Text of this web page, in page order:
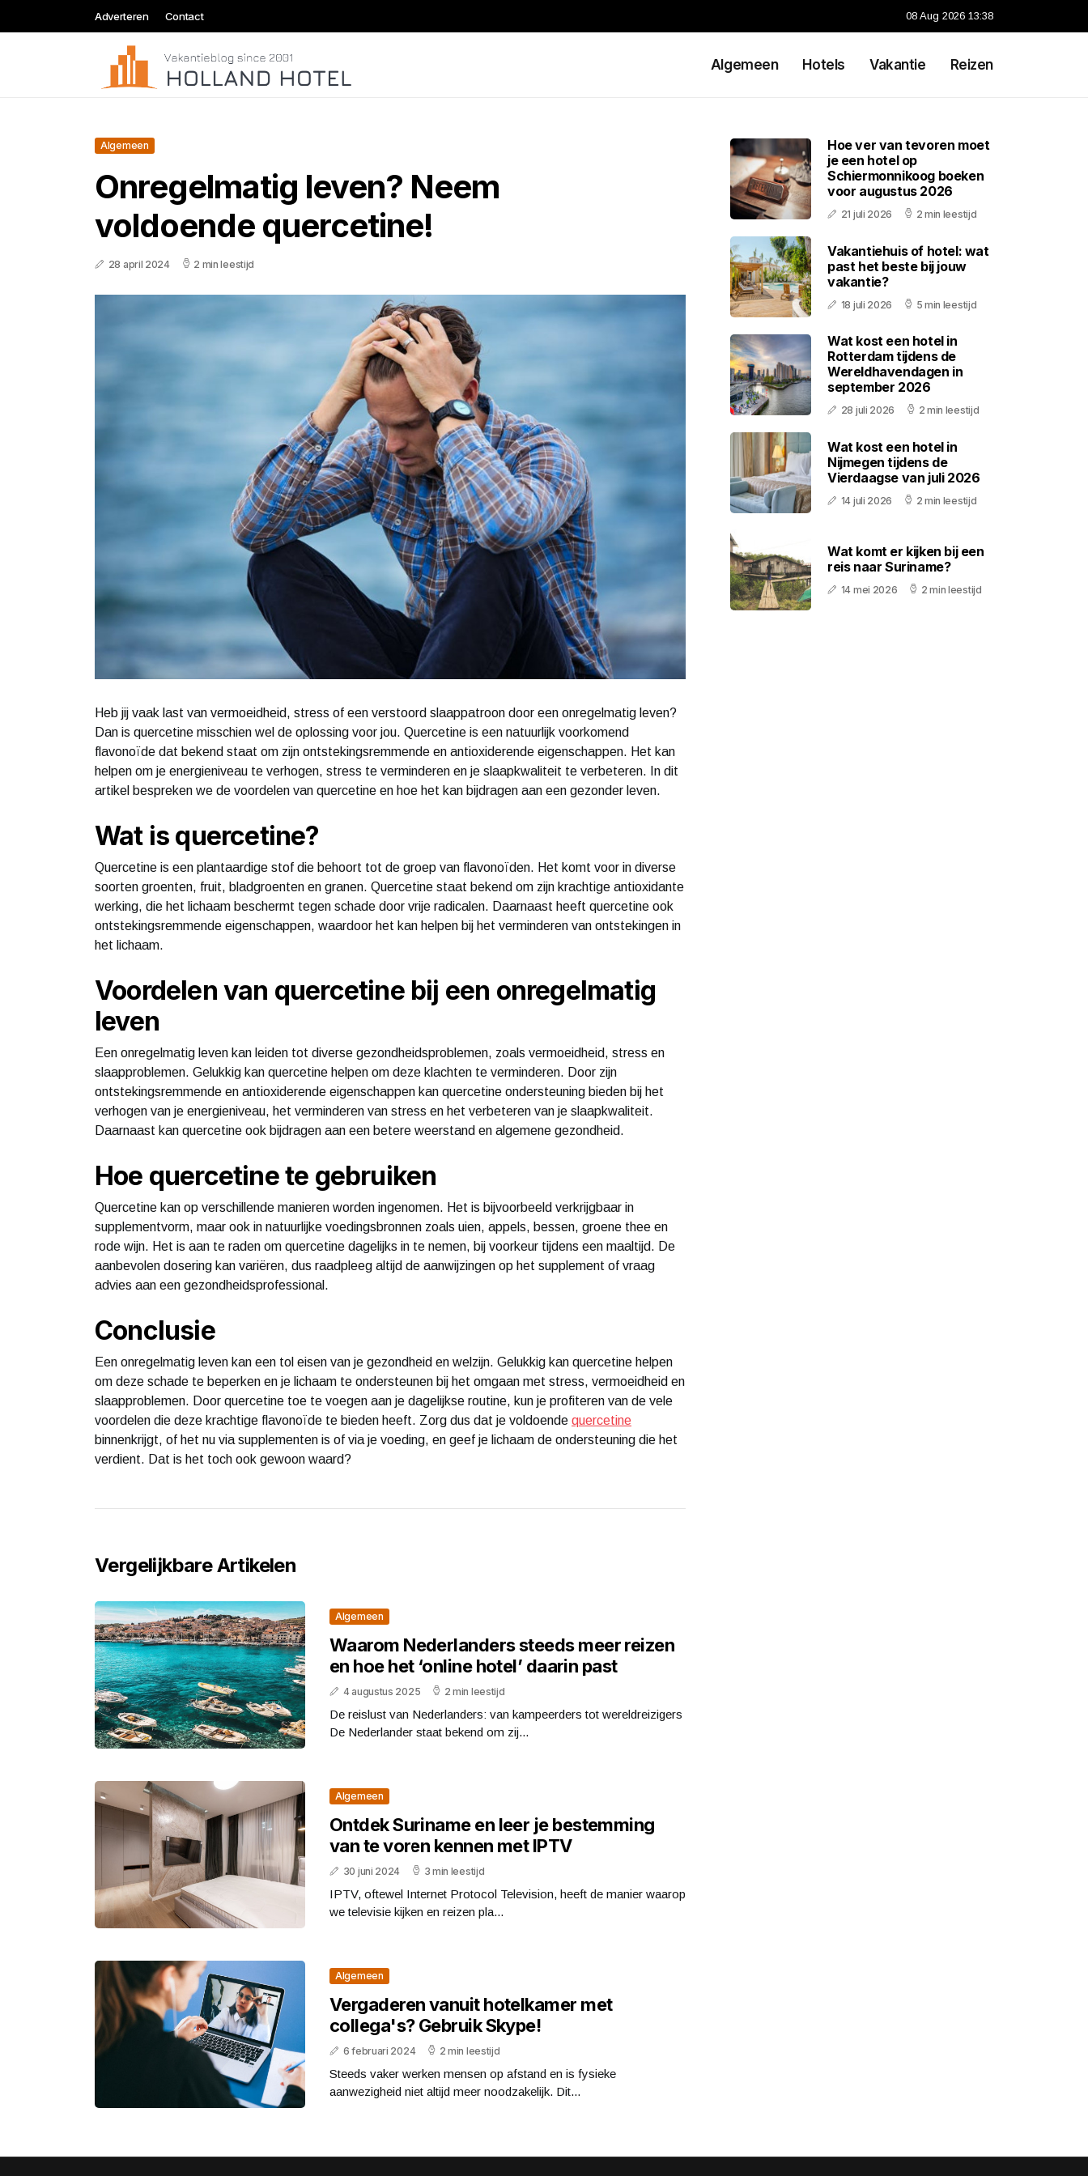
Adverteren Contact 08 Aug 2026 13:38
Algemeen Hotels Vakantie Reizen
Algemeen
Onregelmatig leven? Neem
voldoende quercetine!
28 april 2024 2 min leestijd
Heb jij vaak last van vermoeidheid, stress of een verstoord slaappatroon door een onregelmatig leven?
Dan is quercetine misschien wel de oplossing voor jou. Quercetine is een natuurlijk voorkomend
flavonoïde dat bekend staat om zijn ontstekingsremmende en antioxiderende eigenschappen. Het kan
helpen om je energieniveau te verhogen, stress te verminderen en je slaapkwaliteit te verbeteren. In dit
artikel bespreken we de voordelen van quercetine en hoe het kan bijdragen aan een gezonder leven.
Wat is quercetine?
Quercetine is een plantaardige stof die behoort tot de groep van flavonoïden. Het komt voor in diverse
soorten groenten, fruit, bladgroenten en granen. Quercetine staat bekend om zijn krachtige antioxidante
werking, die het lichaam beschermt tegen schade door vrije radicalen. Daarnaast heeft quercetine ook
ontstekingsremmende eigenschappen, waardoor het kan helpen bij het verminderen van ontstekingen in
het lichaam.
Voordelen van quercetine bij een onregelmatig
leven
Een onregelmatig leven kan leiden tot diverse gezondheidsproblemen, zoals vermoeidheid, stress en
slaapproblemen. Gelukkig kan quercetine helpen om deze klachten te verminderen. Door zijn
ontstekingsremmende en antioxiderende eigenschappen kan quercetine ondersteuning bieden bij het
verhogen van je energieniveau, het verminderen van stress en het verbeteren van je slaapkwaliteit.
Daarnaast kan quercetine ook bijdragen aan een betere weerstand en algemene gezondheid.
Hoe quercetine te gebruiken
Quercetine kan op verschillende manieren worden ingenomen. Het is bijvoorbeeld verkrijgbaar in
supplementvorm, maar ook in natuurlijke voedingsbronnen zoals uien, appels, bessen, groene thee en
rode wijn. Het is aan te raden om quercetine dagelijks in te nemen, bij voorkeur tijdens een maaltijd. De
aanbevolen dosering kan variëren, dus raadpleeg altijd de aanwijzingen op het supplement of vraag
advies aan een gezondheidsprofessional.
Conclusie
Een onregelmatig leven kan een tol eisen van je gezondheid en welzijn. Gelukkig kan quercetine helpen
om deze schade te beperken en je lichaam te ondersteunen bij het omgaan met stress, vermoeidheid en
slaapproblemen. Door quercetine toe te voegen aan je dagelijkse routine, kun je profiteren van de vele
voordelen die deze krachtige flavonoïde te bieden heeft. Zorg dus dat je voldoende quercetine
binnenkrijgt, of het nu via supplementen is of via je voeding, en geef je lichaam de ondersteuning die het
verdient. Dat is het toch ook gewoon waard?
Vergelijkbare Artikelen
Algemeen
Waarom Nederlanders steeds meer reizen
en hoe het ‘online hotel’ daarin past
4 augustus 2025 2 min leestijd
De reislust van Nederlanders: van kampeerders tot wereldreizigers
De Nederlander staat bekend om zij...
Algemeen
Ontdek Suriname en leer je bestemming
van te voren kennen met IPTV
30 juni 2024 3 min leestijd
IPTV, oftewel Internet Protocol Television, heeft de manier waarop
we televisie kijken en reizen pla...
Algemeen
Vergaderen vanuit hotelkamer met
collega's? Gebruik Skype!
6 februari 2024 2 min leestijd
Steeds vaker werken mensen op afstand en is fysieke
aanwezigheid niet altijd meer noodzakelijk. Dit...
Hoe ver van tevoren moet
je een hotel op
Schiermonnikoog boeken
voor augustus 2026
21 juli 2026 2 min leestijd
Vakantiehuis of hotel: wat
past het beste bij jouw
vakantie?
18 juli 2026 5 min leestijd
Wat kost een hotel in
Rotterdam tijdens de
Wereldhavendagen in
september 2026
28 juli 2026 2 min leestijd
Wat kost een hotel in
Nijmegen tijdens de
Vierdaagse van juli 2026
14 juli 2026 2 min leestijd
Wat komt er kijken bij een
reis naar Suriname?
14 mei 2026 2 min leestijd